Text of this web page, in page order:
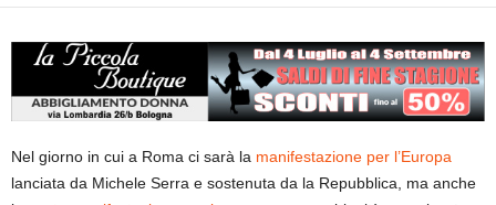
Nel giorno in cui a Roma ci sarà la manifestazione per l’Europa
lanciata da Michele Serra e sostenuta da la Repubblica, ma anche